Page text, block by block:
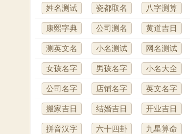
姓名测试 瓷都取名 八字测算
康熙字典 公司测名 黄道吉日
测英文名 小名测试 网名测试
女孩名字 男孩名字 小名大全
公司名字 店铺名字 英文名字
搬家吉日 结婚吉日 开业吉日
拼音汉字 六十四卦 九星算命